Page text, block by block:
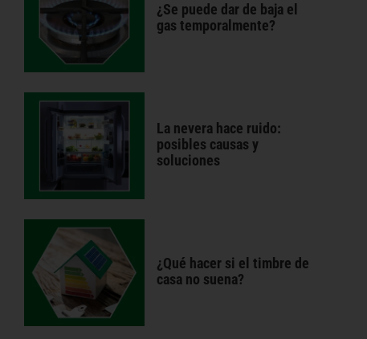
¿Se puede dar de baja el
gas temporalmente?
La nevera hace ruido:
posibles causas y
soluciones
¿Qué hacer si el timbre de
casa no suena?